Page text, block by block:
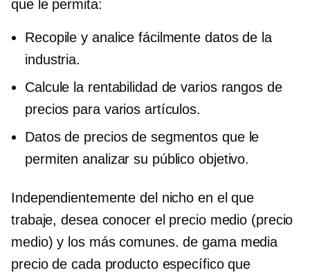
que le permita:
Recopile y analice fácilmente datos de la
industria.
Calcule la rentabilidad de varios rangos de
precios para varios artículos.
Datos de precios de segmentos que le
permiten analizar su público objetivo.
Independientemente del nicho en el que
trabaje, desea conocer el precio medio (precio
medio) y los más comunes.de gama media
precio de cada producto específico que